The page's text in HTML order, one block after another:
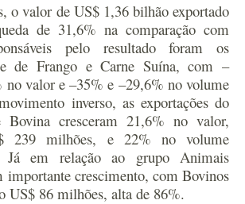
o valor de US$ 1,36 bilhão exportado
de 31,6% na comparação com
pelo resultado foram os
de Frango e Carne Suína, com –
no valor e –35% e –29,6% no volume
inverso, as exportações do
Bovina cresceram 21,6% no valor,
239 milhões, e 22% no volume
Já em relação ao grupo Animais
importante crescimento, com Bovinos
US$ 86 milhões, alta de 86%.